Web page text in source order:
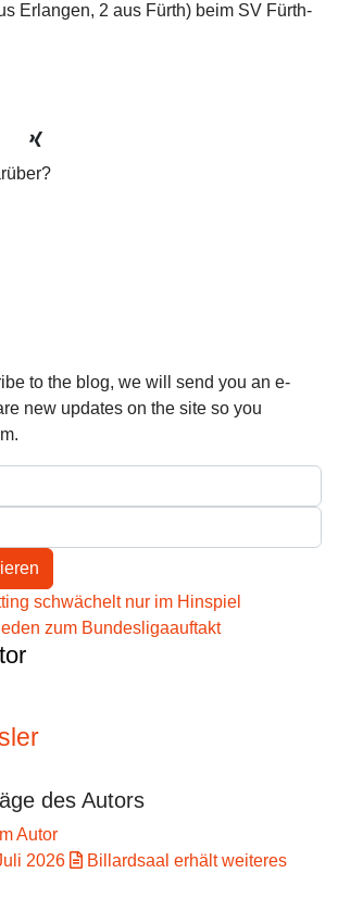
Erlangen, 2 aus Fürth) beim SV Fürth-
to the blog, we will send you an e-
new updates on the site so you
schwächelt nur im Hinspiel
zum Bundesligaauftakt
dieses Autors beenden
des Autors
Autor
2026
Billardsaal erhält weiteres